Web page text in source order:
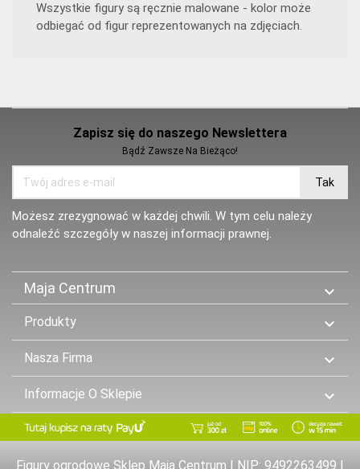
Wszystkie figury są ręcznie malowane - kolor może
odbiegać od figur reprezentowanych na zdjęciach.
Zapisz się do naszego Newslettera
Bądź Zawsze Na Bieżąco!
Możesz zrezygnować w każdej chwili. W tym celu należy
odnaleźć szczegóły w naszej informacji prawnej.
Maja Centrum 
Produkty 
Nasza Firma 
Informacje O Sklepie 
Figury ogrodowe Sklep Maja Centrum | NIP: 9492263499 |